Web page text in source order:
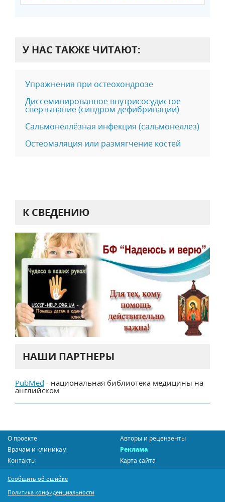
У НАС ТАКЖЕ ЧИТАЮТ:
Упражнения при остеохондрозе
Диссеминированное внутрисосудистое
свертывание (синдром дефибринации)
Сальмонеллёзная инфекция (сальмонеллез)
Остеомаляция или размягчение костей
К СВЕДЕНИЮ
НАШИ ПАРТНЕРЫ
PubMed - национальная библиотека медицины на
английском
О проекте
Авторы и рецензенты
Врачам и клиникам
Реклама
Контакты
Карта сайта
Сообщить об ошибке
Политика конфиденциальности